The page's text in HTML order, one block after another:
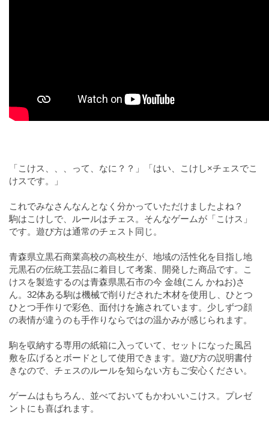
「こけス、、、って、なに？？」「はい、こけし×チェスでこ
けスです。」
これでみなさんなんとなく分かっていただけましたよね？
駒はこけしで、ルールはチェス。そんなゲームが「こけス」
です。遊び方は通常のチェスト同じ。
青森県立黒石商業高校の高校生が、地域の活性化を目指し地
元黒石の伝統工芸品に着目して考案、開発した商品です。こ
けスを製造するのは青森県黒石市の今 金雄(こん かねお)さ
ん。32体ある駒は機械で削りだされた木材を使用し、ひとつ
ひとつ手作りで彩色、面付けを施されています。少しずつ顔
の表情が違うのも手作りならではの温かみが感じられます。
駒を収納する専用の紙箱に入っていて、セットになった風呂
敷を広げるとボードとして使用できます。遊び方の説明書付
きなので、チェスのルールを知らない方もご安心ください。
ゲームはもちろん、並べておいてもかわいいこけス。プレゼ
ントにも喜ばれます。